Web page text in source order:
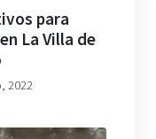
para
La Villa de
2022